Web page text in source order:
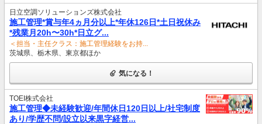
日立空調ソリューションズ株式会社
施工管理*賞与年4ヵ月分以上*年休126日*土日祝休み
*残業月20h〜30h*日立グ...
＜担当・主任クラス：施工管理経験をお持...
茨城県、栃木県、東京都ほか
気になる！
TOEI株式会社
施工管理◆未経験歓迎/年間休日120日以上/社宅制度
あり/学歴不問/設立以来黒字経営...